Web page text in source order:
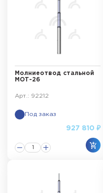
Молниеотвод стальной
МОТ-26
Арт.: 92212
Под заказ
927 810 ₽